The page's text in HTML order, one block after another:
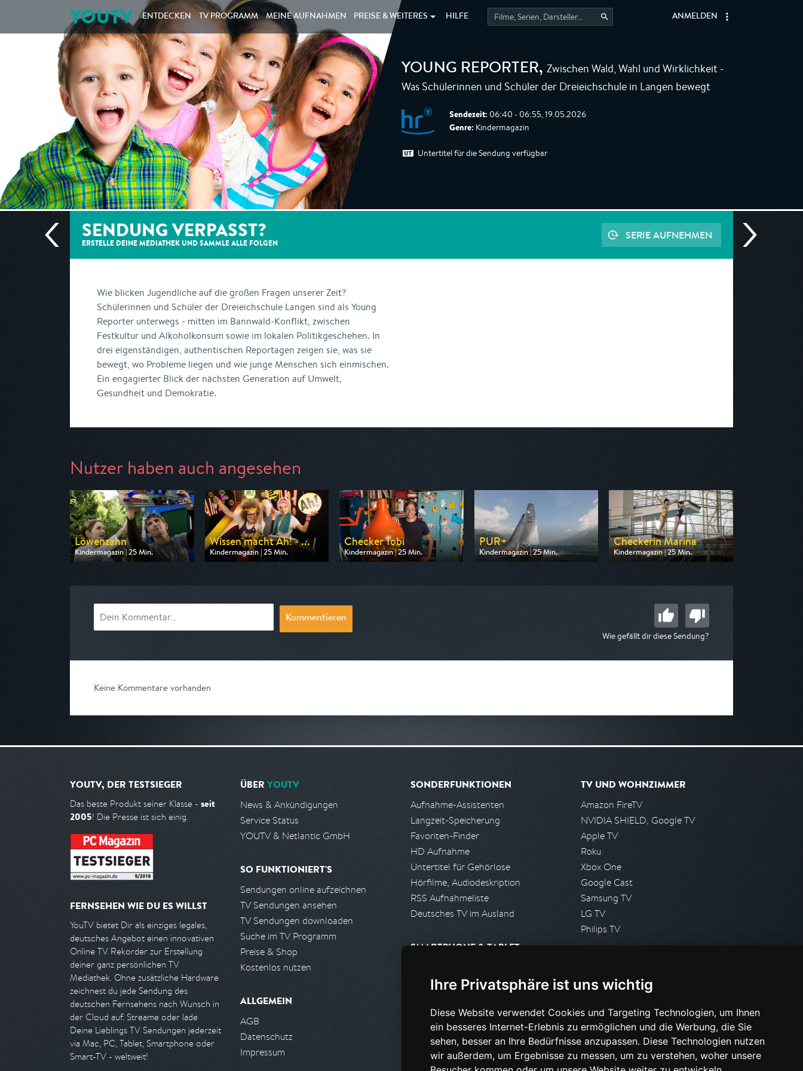
Ihre Privatsphäre ist uns wichtig
Diese Website verwendet Cookies und Targeting Technologien, um Ihnen
ein besseres Internet-Erlebnis zu ermöglichen und die Werbung, die Sie
sehen, besser an Ihre Bedürfnisse anzupassen. Diese Technologien nutzen
wir außerdem, um Ergebnisse zu messen, um zu verstehen, woher unsere
YOUTV ENTDECKEN TV PROGRAMM MEINEAUFNAHMEN PREISE & WEITERES HILFE ANMELDEN
YOUNG REPORTER, Zwischen Wald, Wahl und Wirklichkeit -
Was Schülerinnen und Schüler der Dreieichschule in Langen bewegt
Sendezeit: 06:40 - 06:55, 19.05.2026
Genre: Kindermagazin
Untertitel für die Sendung verfügbar
SENDUNG VERPASST?
ERSTELLE DEINE MEDIATHEK UND SAMMLE ALLE FOLGEN
SERIE AUFNEHMEN
Wie blicken Jugendliche auf die großen Fragen unserer Zeit?
Schülerinnen und Schüler der Dreieichschule Langen sind als Young
Reporter unterwegs - mitten im Bannwald-Konflikt, zwischen
Festkultur und Alkoholkonsum sowie im lokalen Politikgeschehen. In
drei eigenständigen, authentischen Reportagen zeigen sie, was sie
bewegt, wo Probleme liegen und wie junge Menschen sich einmischen.
Ein engagierter Blick der nächsten Generation auf Umwelt,
Gesundheit und Demokratie.
Nutzer haben auch angesehen
Löwenzahn
Kindermagazin | 25 Min.
Ausgestrahlt von ZDF
Wissen macht Ah! - ...
Kindermagazin | 25 Min.
Ausgestrahlt von ARD
Checker Tobi
Kindermagazin | 25 Min.
Ausgestrahlt von ARD
PUR+
Kindermagazin | 25 Min.
Ausgestrahlt von KiKA
Checkerin Marina
Kindermagazin | 25 Min.
Ausgestrahlt von KiKA
Kommentieren
Wie gefällt dir diese Sendung?
Keine Kommentare vorhanden
YOUTV, DER TESTSIEGER
Das beste Produkt seiner Klasse - seit
2005! Die Presse ist sich einig.
FERNSEHEN WIE DU ES WILLST
YouTV bietet Dir als einziges legales,
deutsches Angebot einen innovativen
Online TV Rekorder zur Erstellung
deiner ganz persönlichen TV
Mediathek. Ohne zusätzliche Hardware
zeichnest du jede Sendung des
deutschen Fernsehens nach Wunsch in
der Cloud auf. Streame oder lade
Deine Lieblings TV Sendungen jederzeit
via Mac, PC, Tablet, Smartphone oder
Smart-TV - weltweit!
ÜBER YOUTV
News & Ankündigungen
Service Status
YOUTV & Netlantic GmbH
SO FUNKTIONIERT'S
Sendungen online aufzeichnen
TV Sendungen ansehen
TV Sendungen downloaden
Suche im TV Programm
Preise & Shop
Kostenlos nutzen
ALLGEMEIN
AGB
Datenschutz
Impressum
SONDERFUNKTIONEN
Aufnahme-Assistenten
Langzeit-Speicherung
Favoriten-Finder
HD Aufnahme
Untertitel für Gehörlose
Hörfilme, Audiodeskription
RSS Aufnahmeliste
Deutsches TV im Ausland
SMARTPHONE & TABLET
Android App
PARTNER
Partnerliste
Partner werden
TV UND WOHNZIMMER
Amazon FireTV
NVIDIA SHIELD, Google TV
Apple TV
Roku
Xbox One
Google Cast
Samsung TV
LG TV
Philips TV
Presseanfrage stellen
HILFE & SUPPORT
Häufig gestellte Fragen
Anfrage stellen